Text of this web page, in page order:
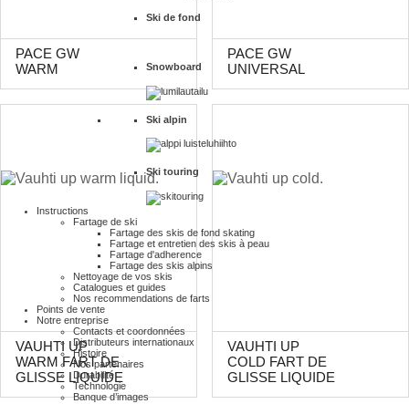
Ski de fond
Snowboard
Ski alpin
Ski touring
Instructions
Fartage de ski
Fartage des skis de fond skating
Fartage et entretien des skis à peau
Fartage d'adherence
Fartage des skis alpins
Nettoyage de vos skis
Catalogues et guides
Nos recommendations de farts
Points de vente
Notre entreprise
Contacts et coordonnées
Distributeurs internationaux
Histoire
Nos partenaires
Durabilité
Technologie
Banque d’images
PACE GW
WARM
PACE GW
UNIVERSAL
VAUHTI UP
WARM FART DE
GLISSE LIQUIDE
VAUHTI UP
COLD FART DE
GLISSE LIQUIDE